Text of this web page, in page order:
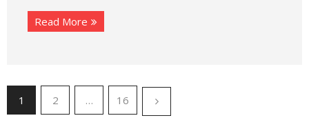
Read More
1 2 … 16